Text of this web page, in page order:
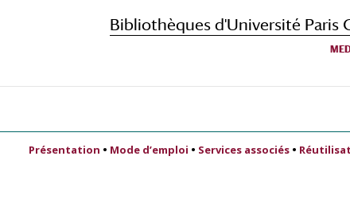
Bibliothèques d'Université Paris
Présentation • Mode d’emploi • Services associés •